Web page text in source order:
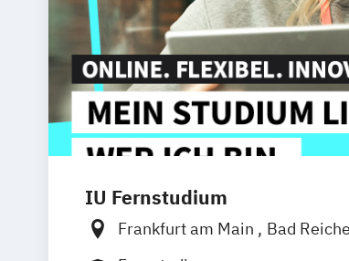
IU Fernstudium
Frankfurt am Main Bad
Freiburg